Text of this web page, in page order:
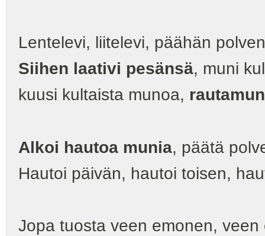
Lentelevi, liitelevi, päähän
Siihen laativi pesänsä, muni
kuusi kultaista munoa,
Alkoi hautoa munia, päätä
Hautoi päivän, hautoi toisen,
Jopa tuosta veen emonen,